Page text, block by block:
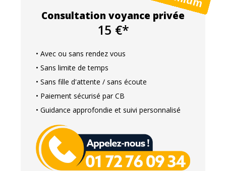
Consultation voyance privée
15 €*
• Avec ou sans rendez vous
• Sans limite de temps
• Sans fille d'attente / sans écoute
• Paiement sécurisé par CB
• Guidance approfondie et suivi personnalisé